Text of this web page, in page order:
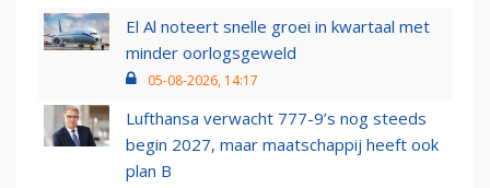
El Al noteert snelle groei in kwartaal met
minder oorlogsgeweld
05-08-2026, 14:17
Lufthansa verwacht 777-9’s nog steeds
begin 2027, maar maatschappij heeft ook
plan B